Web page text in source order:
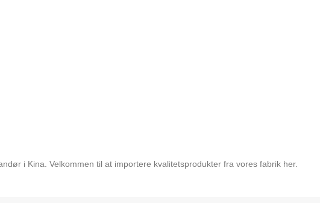
i Kina. Velkommen til at importere kvalitetsprodukter fra vores fabrik her.